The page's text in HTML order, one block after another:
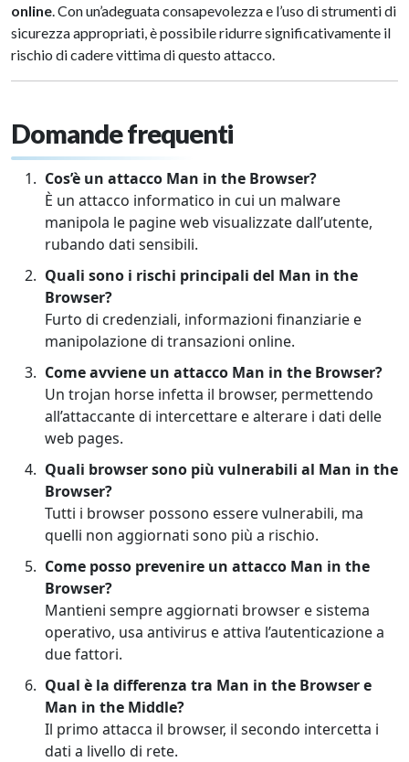
online . Con un’adeguata consapevolezza e l’uso di strumenti di
sicurezza appropriati, è possibile ridurre significativamente il
rischio di cadere vittima di questo attacco.
Domande frequenti
Cos’è un attacco Man in the Browser?
È un attacco informatico in cui un malware
manipola le pagine web visualizzate dall’utente,
rubando dati sensibili.
Quali sono i rischi principali del Man in the
Browser?
Furto di credenziali, informazioni finanziarie e
manipolazione di transazioni online.
Come avviene un attacco Man in the Browser?
Un trojan horse infetta il browser, permettendo
all’attaccante di intercettare e alterare i dati delle
web pages.
Quali browser sono più vulnerabili al Man in the
Browser?
Tutti i browser possono essere vulnerabili, ma
quelli non aggiornati sono più a rischio.
Come posso prevenire un attacco Man in the
Browser?
Mantieni sempre aggiornati browser e sistema
operativo, usa antivirus e attiva l’autenticazione a
due fattori.
Qual è la differenza tra Man in the Browser e
Man in the Middle?
Il primo attacca il browser, il secondo intercetta i
dati a livello di rete.